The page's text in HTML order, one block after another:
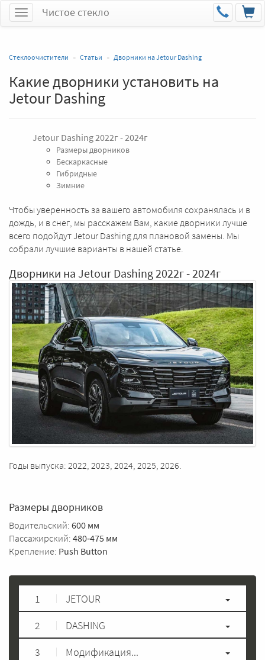
МенюЧистое стекло
Стеклоочистители Статьи Дворники на Jetour Dashing
Какие дворники установить на
Jetour Dashing
Чтобы уверенность за вашего автомобиля сохранялась и в
дождь, и в снег, мы расскажем Вам, какие дворники лучше
всего подойдут Jetour Dashing для плановой замены. Мы
собрали лучшие варианты в нашей статье.
Дворники на Jetour Dashing 2022г - 2024г
Годы выпуска: 2022, 2023, 2024, 2025, 2026.
Размеры дворников
Водительский: 600 мм
Пассажирский: 480‑475 мм
Крепление: Push Button
1
JETOUR
2
DASHING
3
Модификация...
Jetour Dashing 2022г - 2024г
Размеры дворников
Бескаркасные
Гибридные
Зимние